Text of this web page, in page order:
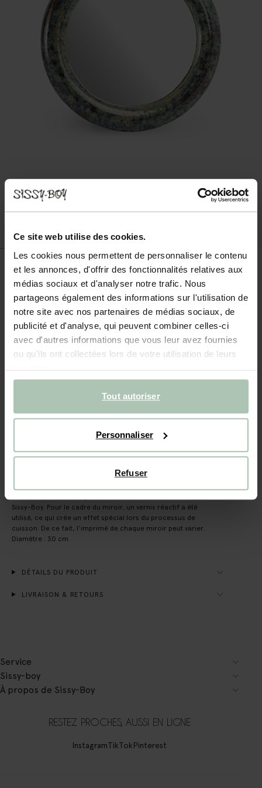
Ce site web utilise des cookies.
Les cookies nous permettent de personnaliser le contenu
et les annonces, d'offrir des fonctionnalités relatives aux
médias sociaux et d'analyser notre trafic. Nous
partageons également des informations sur l'utilisation de
notre site avec nos partenaires de médias sociaux, de
publicité et d'analyse, qui peuvent combiner celles-ci
avec d'autres informations que vous leur avez fournies
ou qu'ils ont collectées lors de votre utilisation de leurs
services.
Tout autoriser
Personnaliser
Refuser
Miroir suspendu rond avec cadre en céramique - gris
39.99
Taille sélectionnée: Onesize
Livraison dans: 2–3 jours ouvrés
AJOUTER AU PANIER
Délai de rétractation de 14 jours
AVIS (1)
Sissy-Boy. Pour le cadre du miroir, un vernis réactif a été
utilisé, ce qui crée un effet spécial lors du processus de
cuisson. De ce fait, l’imprimé de chaque miroir peut varier.
Diamètre : 30 cm
DÉTAILS DU PRODUIT
LIVRAISON & RETOURS
Service
Sissy-boy
À propos de Sissy-Boy
RESTEZ PROCHES, AUSSI EN LIGNE
InstagramTikTokPinterest